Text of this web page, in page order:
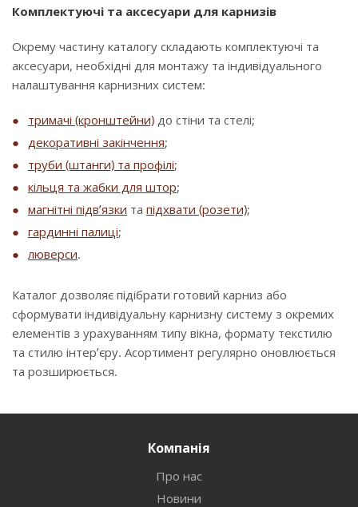
Комплектуючі та аксесуари для карнизів
Окрему частину каталогу складають комплектуючі та
аксесуари, необхідні для монтажу та індивідуального
налаштування карнизних систем:
тримачі (кронштейни) до стіни та стелі;
декоративні закінчення;
труби (штанги) та профілі;
кільця та жабки для штор;
магнітні підв’язки та підхвати (розети);
гардинні палиці;
люверси.
Каталог дозволяє підібрати готовий карниз або
сформувати індивідуальну карнизну систему з окремих
елементів з урахуванням типу вікна, формату текстилю
та стилю інтер’єру. Асортимент регулярно оновлюється
та розширюється.
Компанія
Про нас
Новини